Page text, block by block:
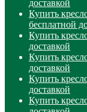
доставкой
Купить
бесплатной
Купить
доставкой
Купить
доставкой
Купить
доставкой
Купить